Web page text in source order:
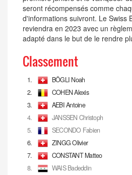
seront récompensés comme
d'informations suivront. Le Swiss
reviendra en 2023 avec un
adapté dans le but de le rendre
Classement
1. BÖGLI Noah
2.
COHEN Alexis
3.
AEBI Antoine
4.
JANSSEN Christoph
5.
SECONDO Fabien
6.
ZINGG Olivier
7.
CONSTANT Matteo
8.
WAIS Badeddin